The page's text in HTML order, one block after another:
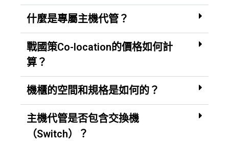
什麼是專屬主機代管？
戰國策Co-location的價格如何計
算？
機櫃的空間和規格是如何的？
主機代管是否包含交換機
（Switch）？